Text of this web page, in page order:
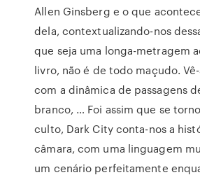
Allen Ginsberg e o que
dela, contextualizando-nos
que seja uma longa-metragem
livro, não é de todo maçudo.
com a dinâmica de passagens
branco, … Foi assim que se
culto, Dark City conta-nos a
câmara, com uma linguagem
um cenário perfeitamente